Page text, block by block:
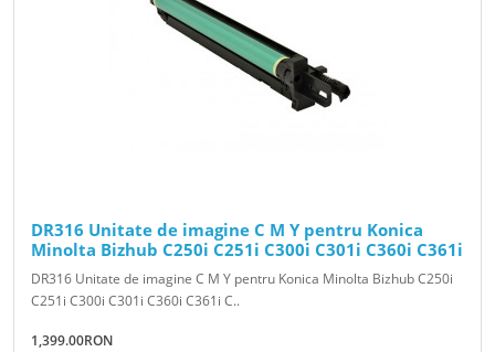
DR316 Unitate de imagine C M Y pentru Konica
Minolta Bizhub C250i C251i C300i C301i C360i C361i
DR316 Unitate de imagine C M Y pentru Konica Minolta Bizhub C250i
C251i C300i C301i C360i C361i C..
1,399.00RON